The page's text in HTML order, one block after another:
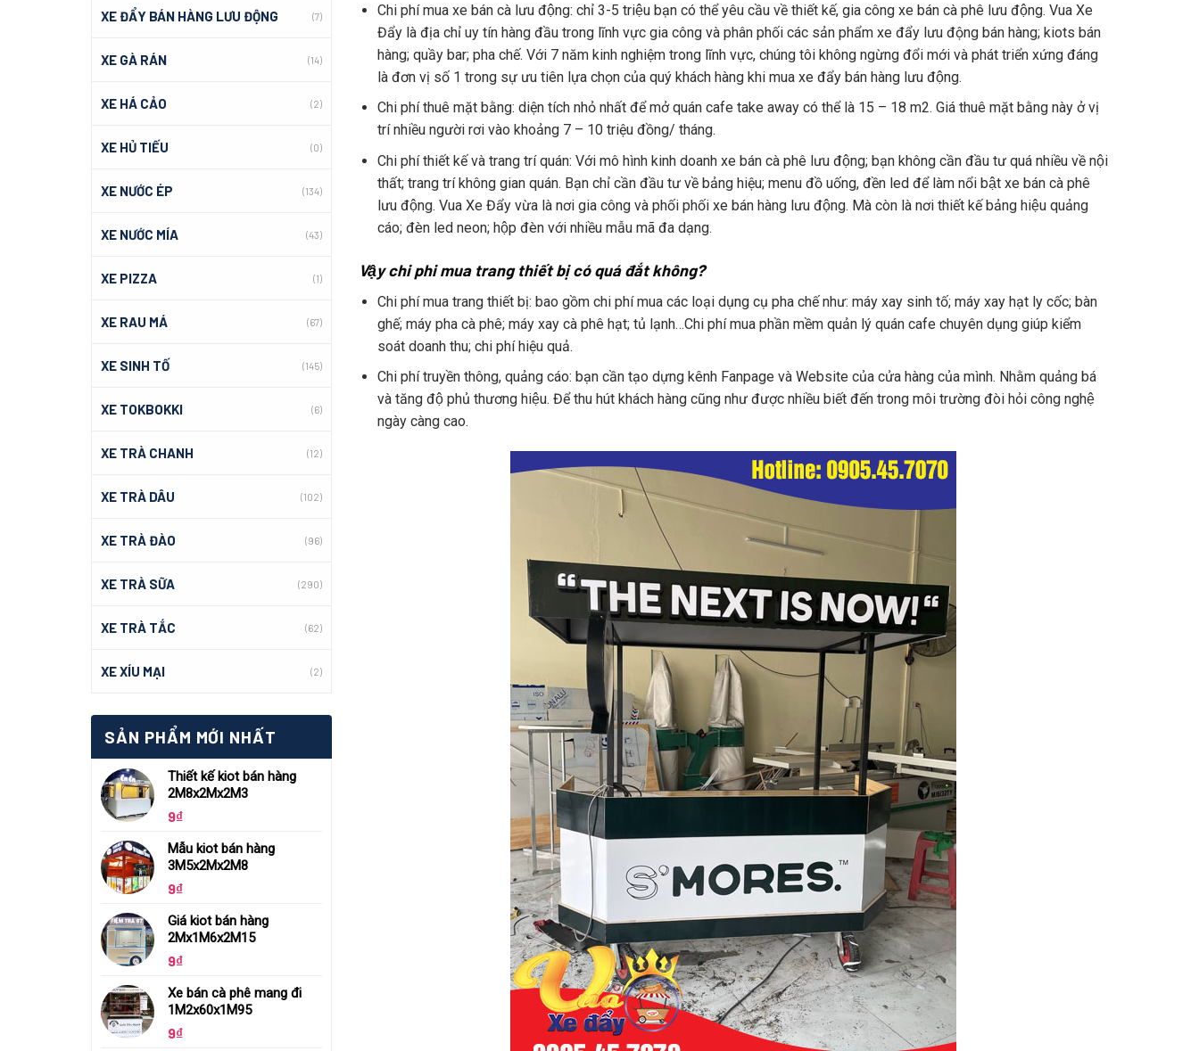
XE ĐẨY BÁN HÀNG LƯU ĐỘNG (7)
XE GÀ RÁN (14)
XE HÁ CẢO (2)
XE HỦ TIẾU (0)
XE NƯỚC ÉP (134)
XE NƯỚC MÍA (43)
XE PIZZA (1)
XE RAU MÁ (67)
XE SINH TỐ (145)
XE TOKBOKKI (6)
XE TRÀ CHANH (12)
XE TRÀ DÂU (102)
XE TRÀ ĐÀO (96)
XE TRÀ SỮA (290)
XE TRÀ TẮC (62)
XE XÍU MẠI (2)
SẢN PHẨM MỚI NHẤT
Thiết kế kiot bán hàng
2M8x2Mx2M3
9₫
Mẫu kiot bán hàng
3M5x2Mx2M8
9₫
Giá kiot bán hàng
2Mx1M6x2M15
9₫
Xe bán cà phê mang đi
1M2x60x1M95
9₫
Chi phí mua xe bán cà lưu động: chỉ 3-5 triệu bạn có thể yêu cầu về thiết kế, gia công xe bán cà phê lưu động. Vua Xe
Đẩy là địa chỉ uy tín hàng đầu trong lĩnh vực gia công và phân phối các sản phẩm xe đẩy lưu động bán hàng; kiots bán
hàng; quầy bar; pha chế. Với 7 năm kinh nghiệm trong lĩnh vực, chúng tôi không ngừng đổi mới và phát triển xứng đáng
là đơn vị số 1 trong sự ưu tiên lựa chọn của quý khách hàng khi mua xe đẩy bán hàng lưu động.
Chi phí thuê mặt bằng: diện tích nhỏ nhất để mở quán cafe take away có thể là 15 – 18 m2. Giá thuê mặt bằng này ở vị
trí nhiều người rơi vào khoảng 7 – 10 triệu đồng/ tháng.
Chi phí thiết kế và trang trí quán: Với mô hình kinh doanh xe bán cà phê lưu động; bạn không cần đầu tư quá nhiều về nội
thất; trang trí không gian quán. Bạn chỉ cần đầu tư về bảng hiệu; menu đồ uống, đền led để làm nổi bật xe bán cà phê
lưu động. Vua Xe Đẩy vừa là nơi gia công và phối phối xe bán hàng lưu động. Mà còn là nơi thiết kế bảng hiệu quảng
cáo; đèn led neon; hộp đèn với nhiều mẫu mã đa dạng.
Vậy chi phi mua trang thiết bị có quá đắt không?
Chi phí mua trang thiết bị: bao gồm chi phí mua các loại dụng cụ pha chế như: máy xay sinh tố; máy xay hạt ly cốc; bàn
ghế; máy pha cà phê; máy xay cà phê hạt; tủ lạnh…Chi phí mua phần mềm quản lý quán cafe chuyên dụng giúp kiểm
soát doanh thu; chi phí hiệu quả.
Chi phí truyền thông, quảng cáo: bạn cần tạo dựng kênh Fanpage và Website của cửa hàng của mình. Nhằm quảng bá
và tăng độ phủ thương hiệu. Để thu hút khách hàng cũng như được nhiều biết đến trong môi trường đòi hỏi công nghệ
ngày càng cao.